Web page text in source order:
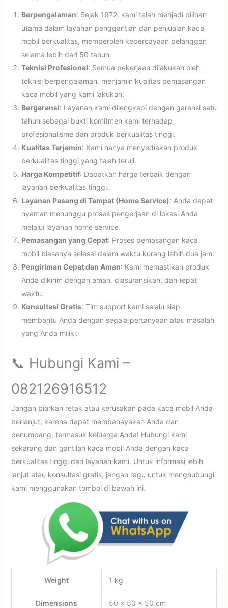
Berpengalaman: Sejak 1972, kami telah menjadi pilihan
utama dalam layanan penggantian dan penjualan kaca
mobil berkualitas, memperoleh kepercayaan pelanggan
selama lebih dari 50 tahun.
Teknisi Profesional: Semua pekerjaan dilakukan oleh
teknisi berpengalaman, menjamin kualitas pemasangan
kaca mobil yang kami lakukan.
Bergaransi: Layanan kami dilengkapi dengan garansi satu
tahun sebagai bukti komitmen kami terhadap
profesionalisme dan produk berkualitas tinggi.
Kualitas Terjamin: Kami hanya menyediakan produk
berkualitas tinggi yang telah teruji.
Harga Kompetitif: Dapatkan harga terbaik dengan
layanan berkualitas tinggi.
Layanan Pasang di Tempat (Home Service): Anda dapat
nyaman menunggu proses pengerjaan di lokasi Anda
melalui layanan home service.
Pemasangan yang Cepat: Proses pemasangan kaca
mobil biasanya selesai dalam waktu kurang lebih dua jam.
Pengiriman Cepat dan Aman: Kami memastikan produk
Anda dikirim dengan aman, diasuransikan, dan tepat
waktu.
Konsultasi Gratis: Tim support kami selalu siap
membantu Anda dengan segala pertanyaan atau masalah
yang Anda miliki.
📞 Hubungi Kami –
082126916512
Jangan biarkan retak atau kerusakan pada kaca mobil Anda
berlanjut, karena dapat membahayakan Anda dan
penumpang, termasuk keluarga Anda! Hubungi kami
sekarang dan gantilah kaca mobil Anda dengan kaca
berkualitas tinggi dari layanan kami. Untuk informasi lebih
lanjut atau konsultasi gratis, jangan ragu untuk menghubungi
kami menggunakan tombol di bawah ini.
Weight 1 kg
Dimensions 50 × 50 × 50 cm